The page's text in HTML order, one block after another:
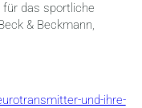
das sportliche
& Beckmann,
und-ihre-